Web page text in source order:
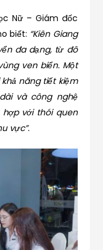
Nữ – Giám đốc
biết: “Kiên Giang
đa dạng, từ đô
ven biển. Một
năng tiết kiệm
và công nghệ
với thói quen
vực”.